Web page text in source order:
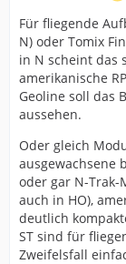
Für fliegende
N) oder Tomix
in N scheint das
amerikanische
Geoline soll das
aussehen.
Oder gleich
ausgewachsene
oder gar N-Trak-
auch in HO),
deutlich
ST sind für
Zweifelsfall